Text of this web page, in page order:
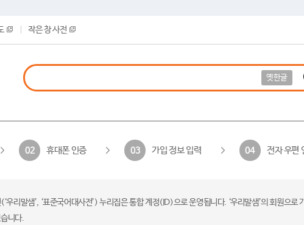
작은 창 사전
옛한글
02 휴대폰 인증 03 가입 정보 입력 04 전자 우편
우리말샘’, ‘표준국어대사전’) 누리집은 통합 계정(ID)으로 운영됩니다. ‘우리말샘’의 회원으
니다.